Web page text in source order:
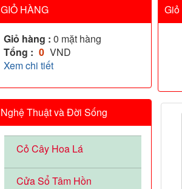
GIỎ HÀNG
Giỏ hàng : 0 mặt hàng
Tổng : 0 VND
Xem chi tiết
Nghệ Thuật và Đời Sống
Cỏ Cây Hoa Lá
Cửa Sổ Tâm Hồn